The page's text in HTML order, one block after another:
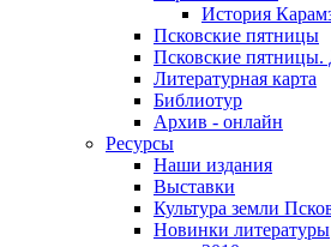
История
Псковские пятницы
Псковские пятницы.
Литературная карта
Библиотур
Архив - онлайн
Ресурсы
Наши издания
Выставки
Культура земли
Новинки литературы